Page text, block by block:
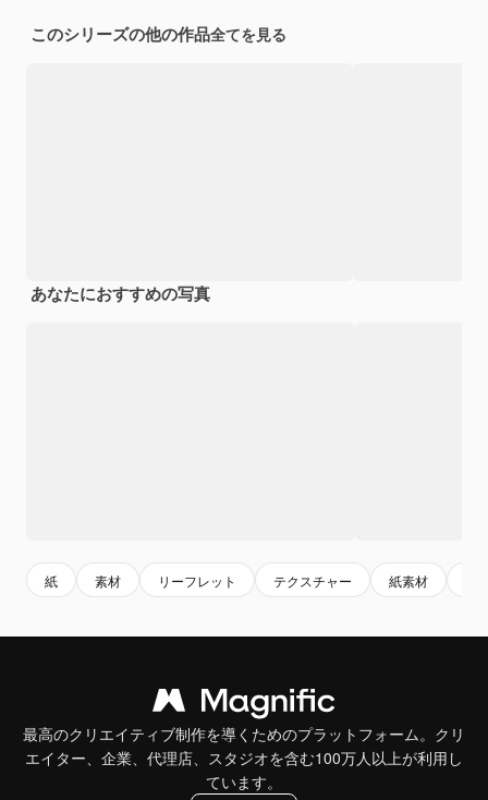
このシリーズの他の作品全てを見る
あなたにおすすめの写真
紙 素材 リーフレット テクスチャー 紙素材
最高のクリエイティブ制作を導くためのプラットフォーム。クリ
エイター、企業、代理店、スタジオを含む100万人以上が利用し
ています。